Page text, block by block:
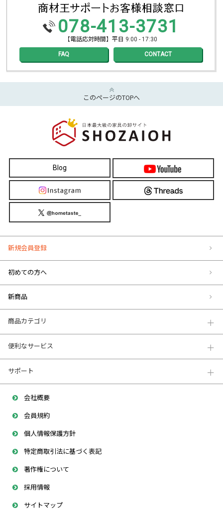
078-413-3731
【電話応対時間】平日 9:00 - 17:30
FAQ CONTACT
このページのTOPへ
Blog
新規会員登録
初めての方へ
新商品
商品カテゴリ
便利なサービス
サポート
会社概要
会員規約
個人情報保護方針
特定商取引法に基づく表記
著作権について
採用情報
サイトマップ